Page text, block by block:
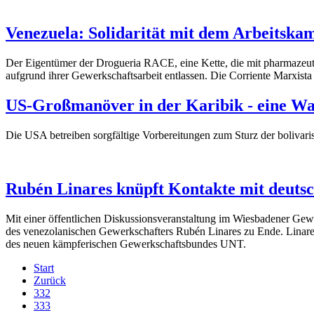
Venezuela: Solidarität mit dem
Der Eigentümer der Drogueria RACE, eine Kette, die mit
aufgrund ihrer Gewerkschaftsarbeit entlassen. Die Corriente
US-Großmanöver in der Karibik - eine
Die USA betreiben sorgfältige Vorbereitungen zum Sturz der
Rubén Linares knüpft Kontakte mit
Mit einer öffentlichen Diskussionsveranstaltung im Wiesbadener
des venezolanischen Gewerkschafters Rubén Linares zu Ende.
des neuen kämpferischen Gewerkschaftsbundes UNT.
Start
Zurück
332
333